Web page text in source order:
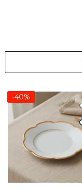
-40%